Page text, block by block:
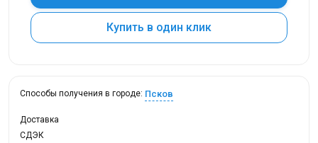
Купить в один клик
Способы получения в городе: Псков
Доставка
СДЭК